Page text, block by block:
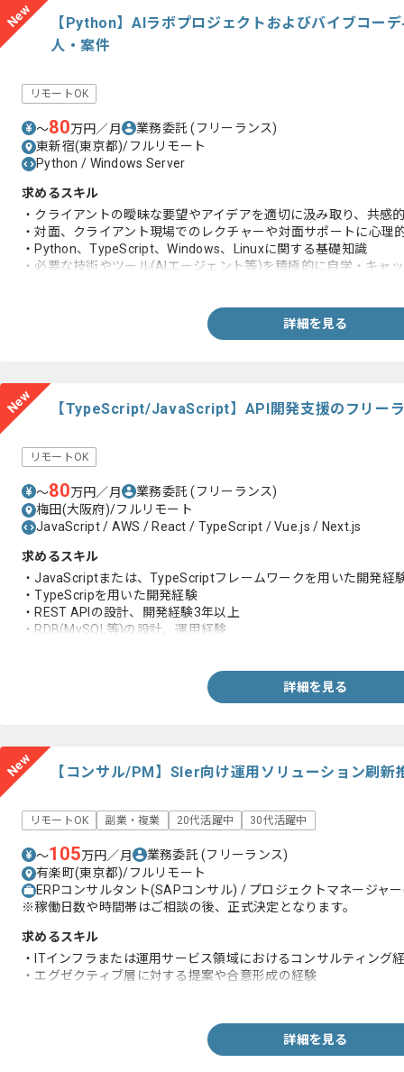
New
【Python】AIラボプロジェクトおよびバイブコー
人・案件
リモートOK
〜80万円／月 業務委託(フリーランス)
東新宿(東京都)/フルリモート
Python / Windows Server
求めるスキル
・クライアントの曖昧な要望やアイデアを適切に汲み取り、共感
・対面、クライアント現場でのレクチャーや対面サポートに心理
・Python、TypeScript、Windows、Linuxに関する基礎知識
・必要な技術やツール(AIエージェント等)を積極的に自学・キャ
詳細を見る
New 【TypeScript/JavaScript】API開発支援のフリー
リモートOK
〜80万円／月 業務委託(フリーランス)
梅田(大阪府)/フルリモート
JavaScript / AWS / React / TypeScript / Vue.js / Next.js
求めるスキル
・JavaScriptまたは、TypeScriptフレームワークを用いた開発経
・TypeScripを用いた開発経験
・REST APIの設計、開発経験3年以上
・RDB(MySQL等)の設計、運用経験
詳細を見る
New 【コンサル/PM】SIer向け運用ソリューション刷
リモートOK 副業・複業 20代活躍中 30代活躍中
〜105万円／月 業務委託(フリーランス)
有楽町(東京都)/フルリモート
ERPコンサルタント(SAPコンサル) / プロジェクトマネージャ
※稼働日数や時間帯はご相談の後、正式決定となります。
求めるスキル
・ITインフラまたは運用サービス領域におけるコンサルティング
・エグゼクティブ層に対する提案や合意形成の経験
詳細を見る